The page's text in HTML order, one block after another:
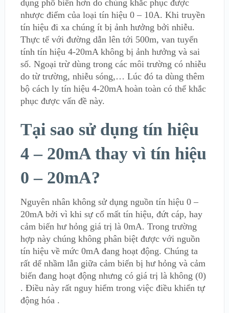
dụng phổ biến hơn do chúng khắc phục được
nhược điểm của loại tín hiệu 0 – 10A. Khi truyền
tín hiệu đi xa chúng ít bị ảnh hưởng bởi nhiễu.
Thực tế với đường dẫn lên tới 500m, van tuyến
tính tín hiệu 4-20mAkhông bị ảnh hưởng và sai
số. Ngoại trừ dùng trong các môi trường có nhiễu
do từ trường, nhiễu sóng,… Lúc đó ta dùng thêm
bộ cách ly tín hiệu 4-20mA hoàn toàn có thể khắc
phục được vấn đề này.
Tại sao sử dụng tín hiệu
4 – 20mA thay vì tín hiệu
0 – 20mA?
Nguyên nhân không sử dụng nguồn tín hiệu 0 –
20mA bởi vì khi sự cố mất tín hiệu, đứt cáp, hay
cảm biến hư hỏng giá trị là 0mA. Trong trường
hợp này chúng không phân biệt được với nguồn
tín hiệu về mức 0mA đang hoạt động. Chúng ta
rất dể nhầm lẫn giữa cảm biến bị hư hỏng và cảm
biến đang hoạt động nhưng có giá trị là không (0)
. Điều này rất nguy hiểm trong việc điều khiển tự
động hóa .